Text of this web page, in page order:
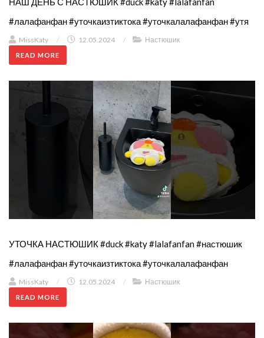
#лалафанфан #уточкаизтиктока #уточкалалафанфан #утя
MissKaty / 12.05.2024 / Настюшик
READ MORE
УТОЧКА НАСТЮШИК #duck #katy #lalafanfan #настюшик
#лалафанфан #уточкаизтиктока #уточкалалафанфан
MissKaty / 12.05.2024 / Настюшик
READ MORE